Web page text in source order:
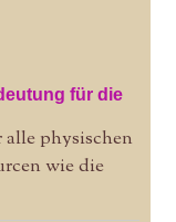
für die
physischen
wie die